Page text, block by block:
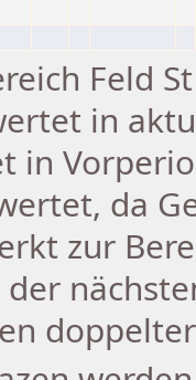
Feld
in
in
da
zur